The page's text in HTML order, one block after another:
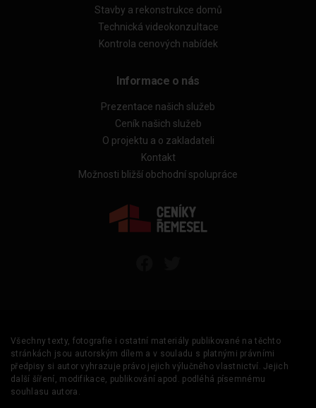
Stavby a rekonstrukce domů
Technická videokonzultace
Kontrola cenových nabídek
Informace o nás
Prezentace našich služeb
Ceník našich služeb
O projektu a o zakladateli
Kontakt
Možnosti bližší obchodní spolupráce
Všechny texty, fotografie i ostatní materiály publikované na těchto
stránkách jsou autorským dílem a v souladu s platnými právními
předpisy si autor vyhrazuje právo jejich výlučného vlastnictví. Jejich
další šíření, modifikace, publikování apod. podléhá písemnému
souhlasu autora.